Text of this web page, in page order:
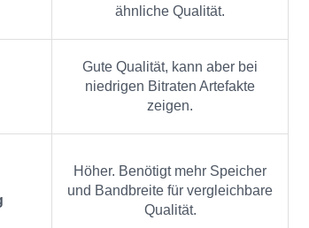
ähnliche Qualität.
Gute Qualität, kann aber bei
niedrigen Bitraten Artefakte
zeigen.
Höher. Benötigt mehr Speicher
und Bandbreite für vergleichbare
Qualität.